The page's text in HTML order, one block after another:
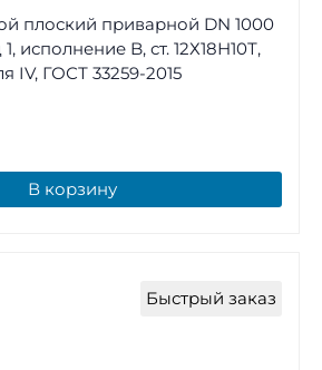
плоский приварной DN 1000
1, исполнение B, ст. 12Х18Н10Т,
IV, ГОСТ 33259-2015
В корзину
Быстрый заказ